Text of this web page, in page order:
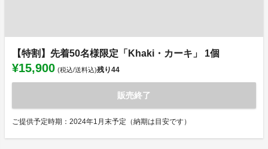
【特割】先着50名様限定「Khaki・カーキ」 1個
¥15,900 (税込/送料込)残り44
販売終了
ご提供予定時期：2024年1月末予定（納期は目安です）